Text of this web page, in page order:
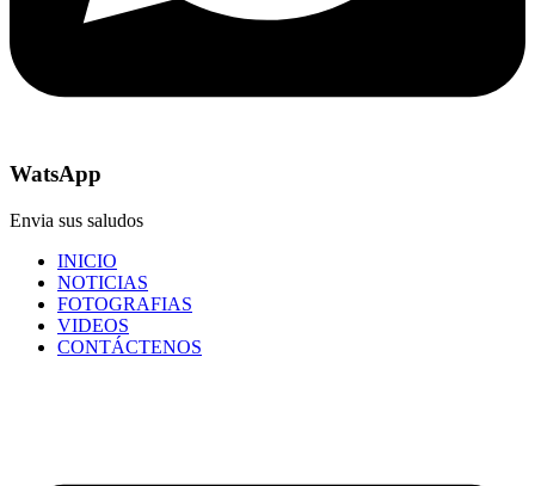
WatsApp
Envia sus saludos
INICIO
NOTICIAS
FOTOGRAFIAS
VIDEOS
CONTÁCTENOS